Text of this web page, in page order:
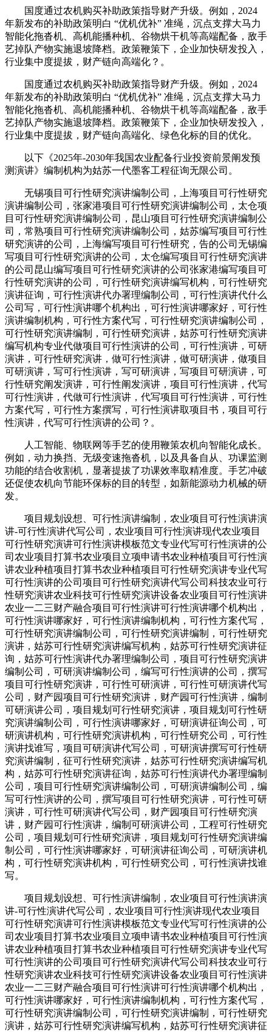
国度通过农机购买补助政策指导财产升级。例如，2024
年新发布的补助政策明白 “优机优补” 准绳，沉点支撑大马力
智能化拖沓机、高机能播种机、谷物烘干机等高端配备，敌手
艺掉队产物实施退坡降档。政策鞭策下，企业加快研发投入，
行业集中度提拔，财产链向高端化？。
国度通过农机购买补助政策指导财产升级。例如，2024
年新发布的补助政策明白 “优机优补” 准绳，沉点支撑大马力
智能化拖沓机、高机能播种机、谷物烘干机等高端配备，敌手
艺掉队产物实施退坡降档。政策鞭策下，企业加快研发投入，
行业集中度提拔，财产链向高端化、绿色化标的目的优化。
以下《2025年-2030年我国农业配备行业投资前景阐发预
测演讲》编制机构为姑苏一代墨客工程征询无限公司。
无锡项目可行性研究演讲编制公司，上海项目可行性研究
演讲编制公司，张家港项目可行性研究演讲编制公司，太仓项
目可行性研究演讲编制公司，昆山项目可行性研究演讲编制公
司，常熟项目可行性研究演讲编制公司，姑苏编写项目可行性
研究演讲的公司，上海编写项目可行性研究，告的公司无锡编
写项目可行性研究演讲的公司，太仓编写项目可行性研究演讲
的公司昆山编写项目可行性研究演讲的公司张家港编写项目可
行性研究演讲的公司，可行性研究演讲编写机构，可行性研究
演讲征询，可行性演讲代办署理编制公司，可行性演讲代什么
公司写，可行性演讲哪个机构出，可行性演讲哪家好，可行性
演讲编制机构，可行性方案代写，可行性研究演讲编制公司，
可行性研究演讲编制，可行性研究演讲，姑苏可行性研究演讲
编写机构专业代做项目可行性演讲的公司，可行性演讲，可研
演讲，可行性研究演讲，做可行性演讲，做可研演讲，做项目
可研演讲，写可行性演讲，写可研演讲，写项目可研演讲，可
行性研究阐发演讲，可行性阐发演讲，项目可行性演讲，代写
可行性演讲，代做可行性演讲，代写项目可行性演讲，可行性
方案代写，可行性方案撰写，可行性演讲取项目书，项目可行
性演讲，代写可行性演讲的公司？。
人工智能、物联网等手艺的使用鞭策农机向智能化成长。
例如，动力换挡、无级变速拖沓机，以及具备自从、功课监测
功能的结合收割机，显著提拔了功课效率取精准度。手艺冲破
还促使农机向节能环保标的目的转型，如新能源动力机械的研
发。
项目规划设想、可行性演讲编制，农业项目可行性演讲演
讲-可行性演讲代写公司，农业项目可行性演讲现代农业项目
可行性研究演讲可行性演讲模板范文专业代写可行性演讲的公
司农业项目打算书农业项目立项申请书农业种植项目可行性演
讲农业种植项目打算书农业种植项目可行性研究演讲专业代写
可行性演讲的公司项目可行性研究演讲代写公司科技农业可行
性研究演讲农业科技可行性研究演讲设备农业项目可行性演讲
农业一二三财产融合项目可行性演讲可行性演讲哪个机构出，
可行性演讲哪家好，可行性演讲编制机构，可行性方案代写，
可行性研究演讲编制公司，可行性研究演讲编制，可行性研究
演讲，姑苏可行性研究演讲编写机构，姑苏可行性研究演讲征
询，姑苏可行性演讲代办署理编制公司，项目可行性研究演讲
编制公司，可研演讲编制公司，编写可行性演讲的公司，撰写
项目可行性研究演讲，可行性可研演讲，可行性可研演讲代写
公司，财产园项目可行性研究演讲，财产园可行性演讲，编制
可研演讲公司，项目规划可行性研究演讲，项目规划可行性研
究演讲编制公司，可行性演讲哪家好，可研演讲征询公司，可
研演讲机构，可行性研究演讲机构，可行性研究公司，可行性
演讲找谁写，项目可研演讲代写公司，可研演讲撰写可行性研
究演讲编制，征可行性研究演讲，姑苏可行性研究演讲编写机
构，姑苏可行性研究演讲征询，姑苏可行性演讲代办署理编制
公司，项目可行性研究演讲编制公司，可研演讲编制公司，编
写可行性演讲的公司，撰写项目可行性研究演讲，可行性可研
演讲，可行性可研演讲代写公司，财产园项目可行性研究演
讲，财产园可行性演讲，编制可研演讲公司，工程可行性研究
公司，项目规划可行性研究演讲，项目规划可行性研究演讲编
制公司，可行性演讲哪家好，可研演讲征询公司，可研演讲机
构，可行性研究演讲机构，可行性研究公司，可行性演讲找谁
写。
项目规划设想、可行性演讲编制，农业项目可行性演讲演
讲-可行性演讲代写公司，农业项目可行性演讲现代农业项目
可行性研究演讲可行性演讲模板范文专业代写可行性演讲的公
司农业项目打算书农业项目立项申请书农业种植项目可行性演
讲农业种植项目打算书农业种植项目可行性研究演讲专业代写
可行性演讲的公司项目可行性研究演讲代写公司科技农业可行
性研究演讲农业科技可行性研究演讲设备农业项目可行性演讲
农业一二三财产融合项目可行性演讲可行性演讲哪个机构出，
可行性演讲哪家好，可行性演讲编制机构，可行性方案代写，
可行性研究演讲编制公司，可行性研究演讲编制，可行性研究
演讲，姑苏可行性研究演讲编写机构，姑苏可行性研究演讲征